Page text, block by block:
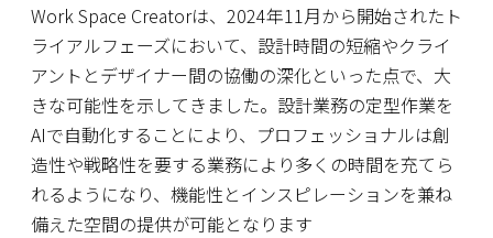
Work Space Creatorは、2024年11月から開始されたト
ライアルフェーズにおいて、設計時間の短縮やクライ
アントとデザイナー間の協働の深化といった点で、大
きな可能性を示してきました。設計業務の定型作業を
AIで自動化することにより、プロフェッショナルは創
造性や戦略性を要する業務により多くの時間を充てら
れるようになり、機能性とインスピレーションを兼ね
備えた空間の提供が可能となります